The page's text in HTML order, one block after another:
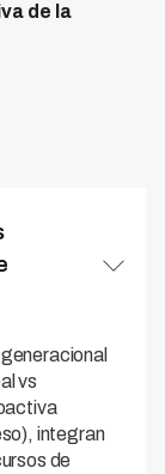
de la
vs
integran
de